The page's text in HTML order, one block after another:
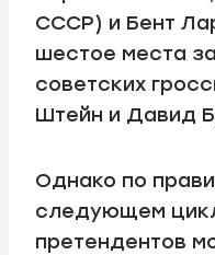
СССР) и Бент
шестое места
советских
Штейн и Давид
Однако по
следующем
претендентов